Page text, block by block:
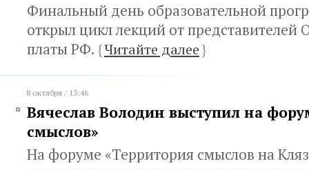
Финальный день образовательной
открыл цикл лекций от представителей
платы РФ. {Читайте далее}
8 октября / 13:46
Вячеслав Володин выступил на
смыслов»
На форуме «Территория смыслов на